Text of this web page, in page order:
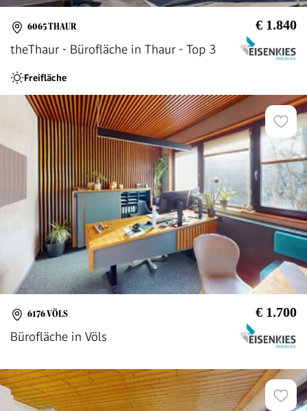
6065 THAUR € 1.840
theThaur - Bürofläche in Thaur - Top 3
Freifläche
6176 VÖLS € 1.700
Bürofläche in Völs